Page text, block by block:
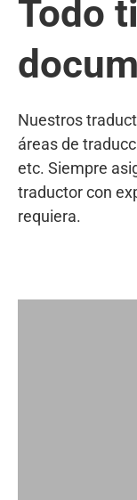
Todo
Nuestros
áreas de
etc. Siempre
traductor con
requiera.